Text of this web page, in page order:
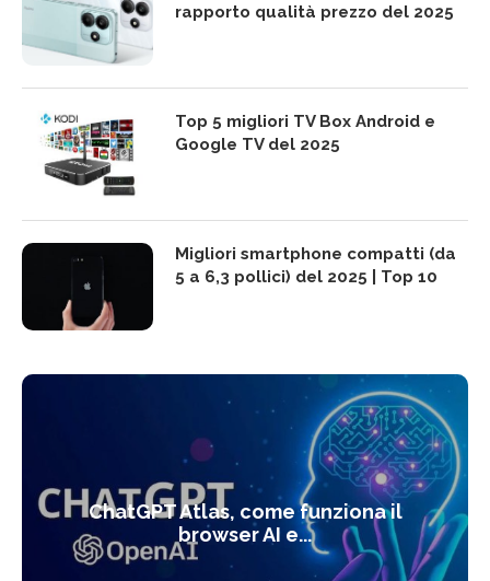
rapporto qualità prezzo del 2025
Top 5 migliori TV Box Android e
Google TV del 2025
Migliori smartphone compatti (da
5 a 6,3 pollici) del 2025 | Top 10
ChatGPT Atlas, come funziona il
browser AI e...